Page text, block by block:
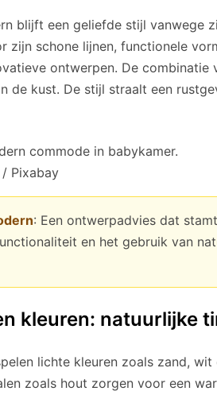
blijft een geliefde stijl vanwege
zijn schone lijnen, functionele
ontwerpen. De
de kust. De stijl straalt een
Pixabay
: Een ontwerpadvies dat
en het gebruik van
kleuren: natuurlijke
lichte kleuren zoals zand,
zoals hout zorgen voor een